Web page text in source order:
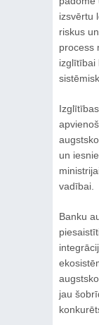
izsvērtu
riskus
process
izglītībai
un
vadībai.
Banku
jau